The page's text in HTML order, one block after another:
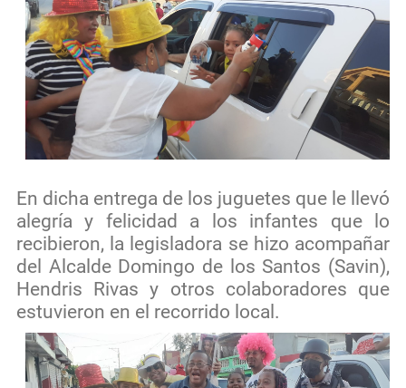
En dicha entrega de los juguetes que le llevó
alegría y felicidad a los infantes que lo
recibieron, la legisladora se hizo acompañar
del Alcalde Domingo de los Santos (Savin),
Hendris Rivas y otros colaboradores que
estuvieron en el recorrido local.